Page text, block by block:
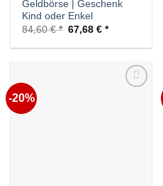
Geldbörse | Geschenk
Kind oder Enkel
84,60€
Ursprünglicher
Preis
war:
67,68€ Aktueller
ist:
-20%